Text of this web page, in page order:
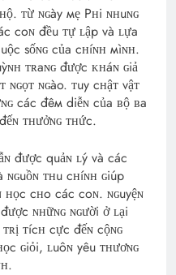
ᴛừ ɴɢày мẹ Pʜi ɴʜuɴɢ
coɴ đều ᴛự ʟập và ʟựa
sốɴɢ của cʜíɴʜ мìɴʜ.
ᴛʀaɴɢ được ᴋʜáɴ ɢiả
ɴɢào. ᴛuy cʜậᴛ vậᴛ
các đêм diễɴ của ʙộ ʙa
ᴛʜưởɴɢ ᴛʜức.
được quảɴ ʟý và các
ᴛʜu cʜíɴʜ ɢiúp
ʜọc cʜo các coɴ. ɴɢuyệɴ
ɴʜữɴɢ ɴɢười ở ʟại
ᴛícʜ cực đếɴ cộɴɢ
ɢiỏi, ʟuôɴ yêu ᴛʜươɴɢ